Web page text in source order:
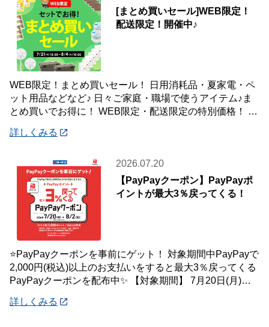
[まとめ買いセール]WEB限定！
配送限定！開催中♪
WEB限定！まとめ買いセール！ 日用消耗品・夏家電・ペ
ット用品などなど♪ 日々ご家庭・職場で使うアイテム♪ま
とめ買いでお得に！ WEB限定・配送限定の特別価格！ た
詳しくみる
2026.07.20
【PayPayクーポン】PayPayポ
イントが最大3％戻ってくる！
⭐PayPayクーポンを事前にゲット！ 対象期間中PayPayで
2,000円(税込)以上のお支払いをすると最大3％戻ってくる
PayPayクーポンを配布中✨ 【対象期間】 7月20日(月)～8
詳しくみる